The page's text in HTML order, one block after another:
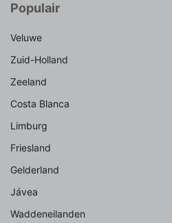
Populair
Veluwe
Zuid-Holland
Zeeland
Costa Blanca
Limburg
Friesland
Gelderland
Jávea
Waddeneilanden